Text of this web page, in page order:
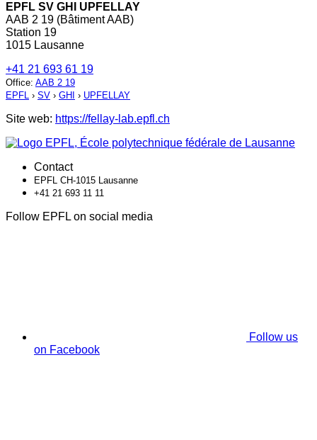
EPFL SV GHI UPFELLAY
AAB 2 19 (Bâtiment AAB)
Station 19
1015 Lausanne
+41 21 693 61 19
Office: AAB 2 19
EPFL › SV › GHI › UPFELLAY
Site web: https://fellay-lab.epfl.ch
Contact
EPFL CH-1015 Lausanne
+41 21 693 11 11
Follow EPFL on social media
Follow us
on Facebook